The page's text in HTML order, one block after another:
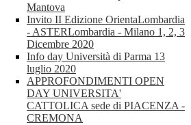
Mantova
Invito II Edizione OrientaLombardia
- ASTERLombardia - Milano 1, 2, 3
Dicembre 2020
Info day Università di Parma 13
luglio 2020
APPROFONDIMENTI OPEN
DAY UNIVERSITA'
CATTOLICA sede di PIACENZA -
CREMONA